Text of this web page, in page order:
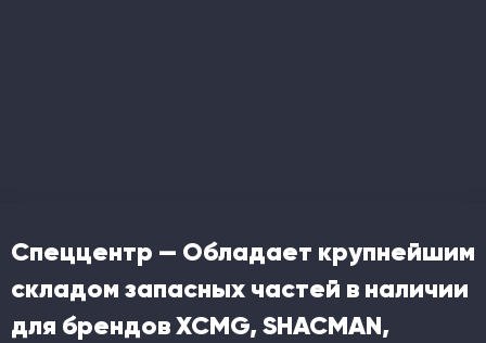
Спеццентр — Обладает крупнейшим
складом запасных частей в наличии
для брендов XCMG, SHACMAN,